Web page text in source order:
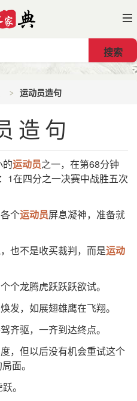
运动员造句
造句
的运动员之一，在第68分钟
1在四分之一决赛中战胜五次
个运动员屏息凝神，准备就
也不是收买裁判，而是运动
个龙腾虎跃跃跃欲试。
发，如展翅雄鹰在飞翔。
齐驱，一齐到达终点。
，但以后没有机会重试这个
面。
。